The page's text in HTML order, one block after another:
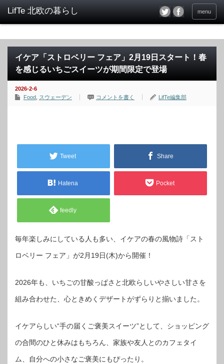
menu
イケア「ストロベリー フェア」2月19日スタート！春
を感じるいちごスイーツが期間限定で登場
2026-2-6
Food スウェーデン コメントを書く LifTe編集部
Tweet Share
Hatena Pocket
feedly
毎年楽しみにしている人も多い、イケアの春の風物詩「スト
ロベリー フェア」が2月19日(木)から開催！
2026年も、いちごの甘酸っぱさと北欧らしいやさしい甘さを
組み合わせた、心ときめくデザートがずらりと揃いました。
イケアらしい“手の届くご褒美スイーツ”として、ショッピング
の合間のひと休みはもちろん、家族や友人とのカフェタイ
ム、自分への小さなご褒美にもぴったり。